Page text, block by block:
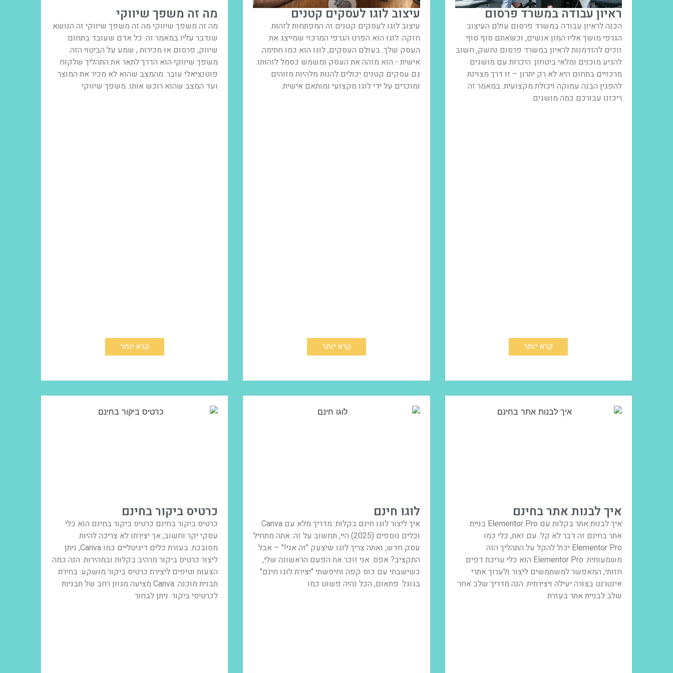
ראיון עבודה במשרד פרסום
הכנה לראיון עבודה במשרד פרסום עולם העיצוב
הגרפי מושך אליו המון אנשים, וכשאתם סוף סוף
זוכים להזדמנות לראיון במשרד פרסום נחשק, חשוב
להגיע מוכנים ומלאי ביטחון. היכרות עם מושגים
מרכזיים בתחום היא לא רק יתרון – זו דרך מצוינת
להפגין הבנה עמוקה ויכולת מקצועית. במאמר זה
ריכזנו עבורכם כמה מושגים
קרא יותר
עיצוב לוגו לעסקים קטנים
עיצוב לוגו לעסקים קטנים זה המפתחות לזהות
חזקה. לוגו הוא הפרט הגרפי המרכזי שמייצג את
העסק שלך. בעולם העסקים, לוגו הוא כמו חתימה
אישית - הוא מזהה את העסק ומשמש כסמל לזהותו.
גם עסקים קטנים יכולים להנות מלהיות מזוהים
ומוכרים על ידי לוגו מקצועי ומותאם אישית.
קרא יותר
מה זה משפך שיווקי
מה זה משפך שיווקי מה זה משפך שיווקי זה הנושא
שנדבר עליו במאמר זה. כל אדם שעובד בתחום
שיווק, פרסום או מכירות , שמע על הביטוי הזה.
משפך שיווקי הוא הדרך לתאר את התהליך שלקוח
פוטנציאלי עובר. מהמצב שהוא לא מכיר את המוצר
ועד המצב שהוא רוכש אותו. משפך שיווקי
קרא יותר
איך לבנות אתר בחינם
איך לבנות אתר בקלות עם Elementor Pro בניית
אתר בחינם זה דבר לא קל. עם זאת, כלי כמו
Elementor Pro יכול להקל על התהליך הזה
משמעותית. Elementor Pro הוא כלי עריכת דפים
חזותי, המאפשר למשתמשים ליצור ולערוך אתרי
אינטרנט בצורה יעילה ויצירתית. הנה מדריך שלב אחר
שלב לבניית אתר בעזרת
לוגו חינם
איך ליצור לוגו חינם בקלות: מדריך מלא עם Canva
וכלים נוספים (2025) היי, תחשוב על זה: אתה מתחיל
עסק חדש, ואתה צריך לוגו שיצעק "זה אני!" – אבל
התקציב? אפס. אני זוכר את הפעם הראשונה שלי,
כשישבתי עם כוס קפה וחיפשתי "יצירת לוגו חינם"
בגוגל. פתאום, הכל נהיה פשוט כמו
כרטיס ביקור בחינם
כרטיס ביקור בחינם כרטיס ביקור בחינם הוא כלי
עסקי יקר וחשוב, אך יצירתו לא צריכה להיות
מסובכת. בעזרת כלים דיגיטליים כמו Canva, ניתן
ליצור כרטיס ביקור מרהיב בקלות ובמהירות. הנה כמה
הצעות וטיפים ליצירת כרטיס ביקור מושקע: בחירת
תבנית מוכנה. Canva מציעה מגוון רחב של תבניות
לכרטיסי ביקור. ניתן לבחור